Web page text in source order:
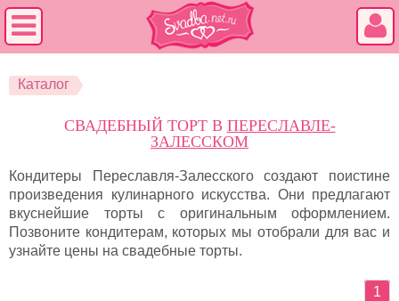
Каталог
СВАДЕБНЫЙ ТОРТ В ПЕРЕСЛАВЛЕ-
ЗАЛЕССКОМ
Кондитеры Переславля-Залесского создают поистине
произведения кулинарного искусства. Они предлагают
вкуснейшие торты с оригинальным оформлением.
Позвоните кондитерам, которых мы отобрали для вас и
узнайте цены на свадебные торты.
1